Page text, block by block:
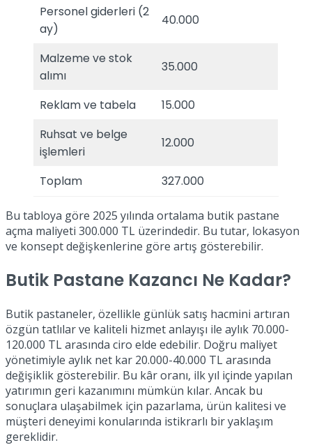
Personel giderleri (2
ay)
40.000
Malzeme ve stok
alımı
35.000
Reklam ve tabela
15.000
Ruhsat ve belge
işlemleri
12.000
Toplam 327.000
Bu tabloya göre 2025 yılında ortalama butik pastane
açma maliyeti 300.000 TL üzerindedir. Bu tutar, lokasyon
ve konsept değişkenlerine göre artış gösterebilir.
Butik Pastane Kazancı Ne Kadar?
Butik pastaneler, özellikle günlük satış hacmini artıran
özgün tatlılar ve kaliteli hizmet anlayışı ile aylık 70.000-
120.000 TL arasında ciro elde edebilir. Doğru maliyet
yönetimiyle aylık net kar 20.000-40.000 TL arasında
değişiklik gösterebilir. Bu kâr oranı, ilk yıl içinde yapılan
yatırımın geri kazanımını mümkün kılar. Ancak bu
sonuçlara ulaşabilmek için pazarlama, ürün kalitesi ve
müşteri deneyimi konularında istikrarlı bir yaklaşım
gereklidir.